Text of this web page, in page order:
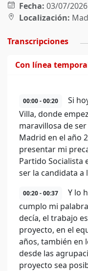
Fecha: 03/07/2026
Localización:
Transcripciones
Con línea
00:00 - 00:20
Si
Villa, donde
maravillosa de
Madrid en el año
presentar mi
Partido Socialista
ser la candidata a
00:20 - 00:37
Y lo
cumplo mi
decía, el trabajo
proyecto, en el
años, también en
desde las
proyecto sea